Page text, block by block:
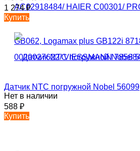
1 274₽
Купить
Датчик NTC погружной Nobel 56099
Нет в наличии
588 ₽
Купить